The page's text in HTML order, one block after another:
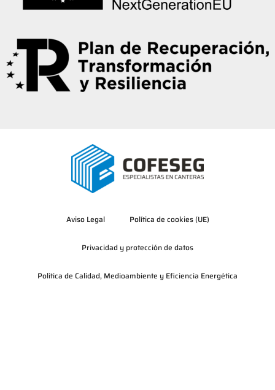
Aviso Legal Política de cookies (UE)
Privacidad y protección de datos
Política de Calidad, Medioambiente y Eficiencia Energética